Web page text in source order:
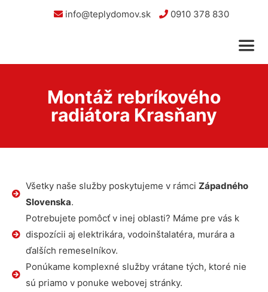
info@teplydomov.sk 0910 378 830
Montáž rebríkového
radiátora Krasňany
Všetky naše služby poskytujeme v rámci Západného
Slovenska.
Potrebujete pomôcť v inej oblasti? Máme pre vás k
dispozícii aj elektrikára, vodoinštalatéra, murára a
ďalších remeselníkov.
Ponúkame komplexné služby vrátane tých, ktoré nie
sú priamo v ponuke webovej stránky.